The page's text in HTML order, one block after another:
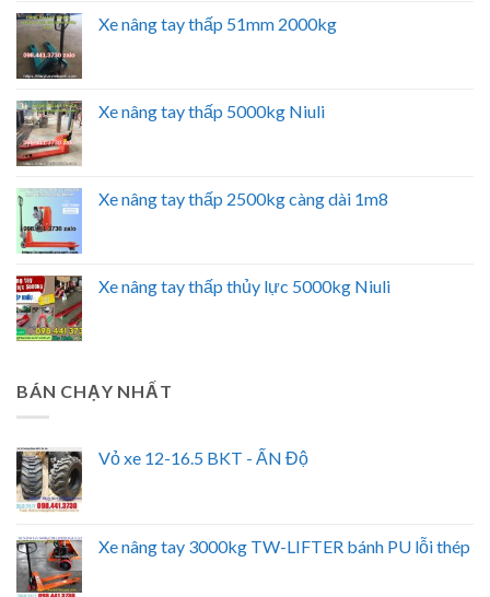
Xe nâng tay thấp 51mm 2000kg
Xe nâng tay thấp 5000kg Niuli
Xe nâng tay thấp 2500kg càng dài 1m8
Xe nâng tay thấp thủy lực 5000kg Niuli
BÁN CHẠY NHẤT
Vỏ xe 12-16.5 BKT - ẤN Độ
Xe nâng tay 3000kg TW-LIFTER bánh PU lỗi thép